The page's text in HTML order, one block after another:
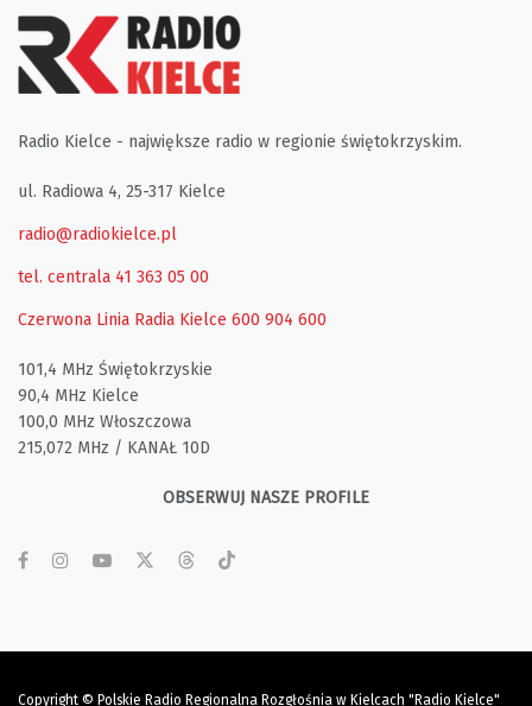
Radio Kielce - największe radio w regionie świętokrzyskim.
ul. Radiowa 4, 25-317 Kielce
radio@radiokielce.pl
tel. centrala 41 363 05 00
Czerwona Linia Radia Kielce 600 904 600
101,4 MHz Świętokrzyskie
90,4 MHz Kielce
100,0 MHz Włoszczowa
215,072 MHz / KANAŁ 10D
OBSERWUJ NASZE PROFILE
Copyright © Polskie Radio Regionalna Rozgłośnia w Kielcach "Radio Kielce"